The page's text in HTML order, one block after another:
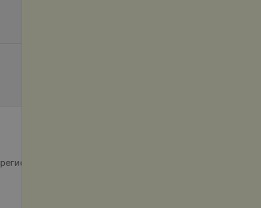
регистрирующий орган - Минский горисполком